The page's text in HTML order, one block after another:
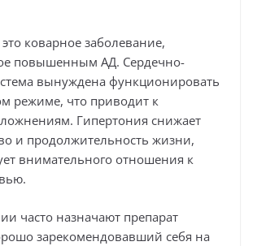
коварное заболевание,
повышенным АД. Сердечно-
вынуждена функционировать
режиме, что приводит к
Гипертония снижает
и продолжительность жизни,
внимательного отношения к
часто назначают препарат
зарекомендовавший себя на